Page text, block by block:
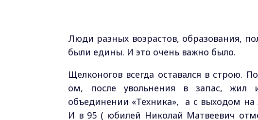
Люди разных возрастов, образования,
были едины. И это очень важно было.
Щелконогов всегда оставался в строю.
ом, после увольнения в запас, жил
объединении «Техника», а с выходом на
И в 95 ( юбилей Николай Матвеевич